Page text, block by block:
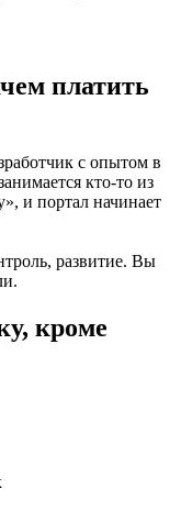
платить
с опытом в
кто-то из
и портал начинает
развитие. Вы
кроме